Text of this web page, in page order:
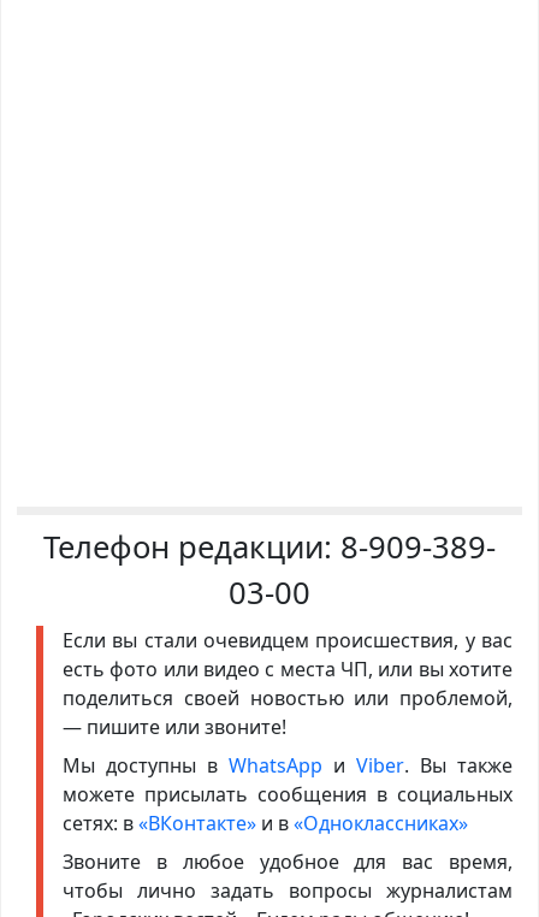
Телефон редакции: 8-909-389-
03-00
Если вы стали очевидцем происшествия, у вас
есть фото или видео с места ЧП, или вы хотите
поделиться своей новостью или проблемой,
— пишите или звоните!
Мы доступны в WhatsApp иViber. Вы также
можете присылать сообщения в социальных
сетях: в«ВКонтакте»и в«Одноклассниках»
Звоните в любое удобное для вас время,
чтобы лично задать вопросы журналистам